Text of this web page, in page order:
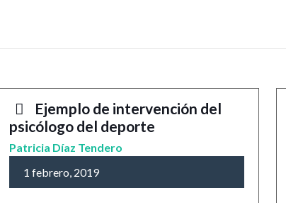
Ejemplo de intervención del
psicólogo del deporte
Patricia Díaz Tendero
1 febrero, 2019